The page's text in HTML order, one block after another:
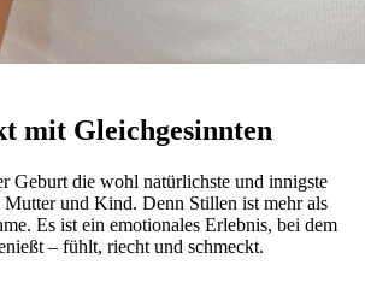
mit Gleichgesinnten
Geburt die wohl natürlichste und innigste
und Kind. Denn Stillen ist mehr als
Es ist ein emotionales Erlebnis, bei dem
– fühlt, riecht und schmeckt.